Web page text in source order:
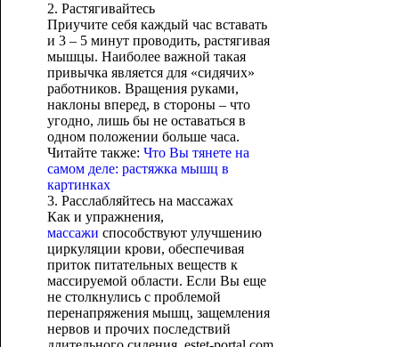
2. Растягивайтесь
Приучите себя каждый час вставать
и 3 – 5 минут проводить, растягивая
мышцы. Наиболее важной такая
привычка является для «сидячих»
работников. Вращения руками,
наклоны вперед, в стороны – что
угодно, лишь бы не оставаться в
одном положении больше часа.
Читайте также: Что Вы тянете на
самом деле: растяжка мышц в
картинках
3. Расслабляйтесь на массажах
Как и упражнения,
массажи способствуют улучшению
циркуляции крови, обеспечивая
приток питательных веществ к
массируемой области. Если Вы еще
не столкнулись с проблемой
перенапряжения мышц, защемления
нервов и прочих последствий